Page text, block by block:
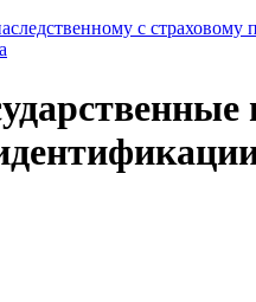
с страховому